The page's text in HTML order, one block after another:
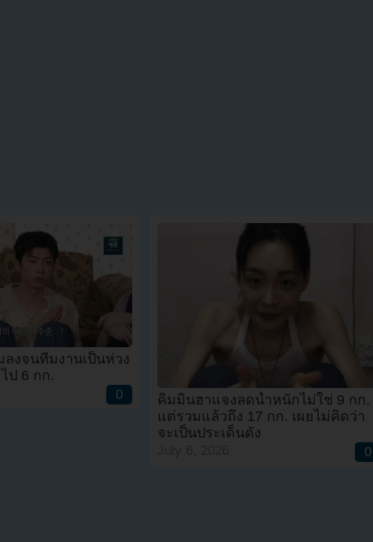
ลงจนทีมงานเป็นห่วง
ป 6 กก.
0
คิมมินฮาแจงลดน้ำหนักไม่ใช่ 9 กก.
แต่รวมแล้วถึง 17 กก. เผยไม่คิดว่า
จะเป็นประเด็นดัง
0